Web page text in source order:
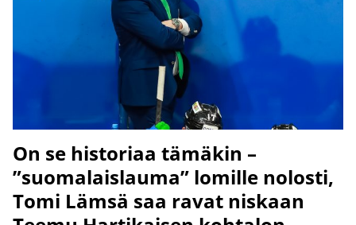
On se historiaa tämäkin –
”suomalaislauma” lomille nolosti,
Tomi Lämsä saa ravat niskaan